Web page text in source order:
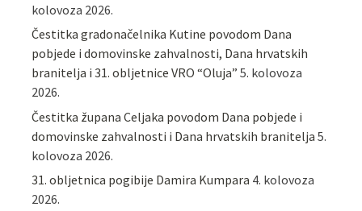
kolovoza 2026.
Čestitka gradonačelnika Kutine povodom Dana
pobjede i domovinske zahvalnosti, Dana hrvatskih
branitelja i 31. obljetnice VRO “Oluja” 5. kolovoza
2026.
Čestitka župana Celjaka povodom Dana pobjede i
domovinske zahvalnosti i Dana hrvatskih branitelja 5.
kolovoza 2026.
31. obljetnica pogibije Damira Kumpara 4. kolovoza
2026.